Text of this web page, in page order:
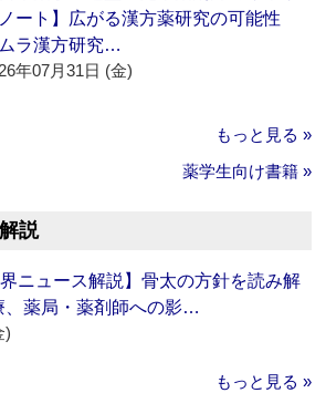
ート】広がる漢方薬研究の可能性
ラ漢方研究…
年07月31日 (金)
もっと見る »
薬学生向け書籍 »
説
界ニュース解説】骨太の方針を読み解
、薬局・薬剤師への影…
)
もっと見る »